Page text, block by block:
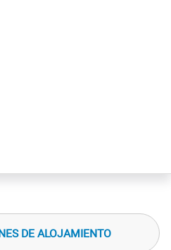
DE ALOJAMIENTO